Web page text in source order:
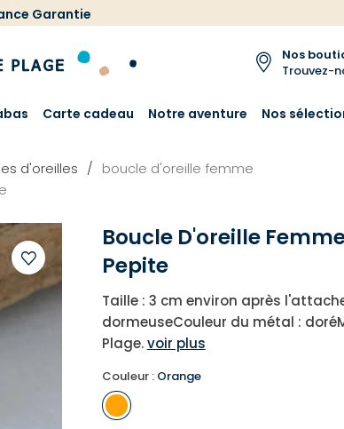
Garantie
Nos
Trouvez-
Carte cadeau Notre aventure Nos
d'oreilles
boucle d'oreille femme
Ajouter
à
votre
Boucle D'oreille
Pepite
Taille : 3 cm environ après
dormeuseCouleur du métal :
Plage.voir plus
Couleur : Orange